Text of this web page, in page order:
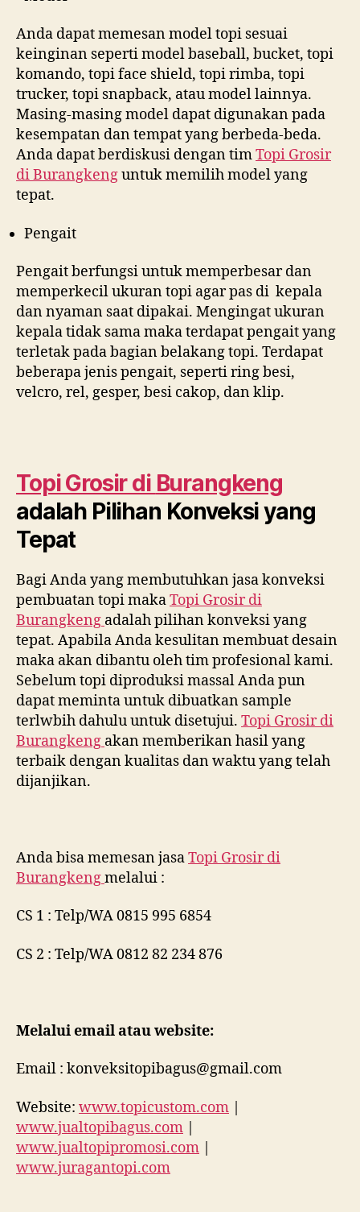
Anda dapat memesan model topi sesuai
keinginan seperti model baseball, bucket, topi
komando, topi face shield, topi rimba, topi
trucker, topi snapback, atau model lainnya.
Masing-masing model dapat digunakan pada
kesempatan dan tempat yang berbeda-beda.
Anda dapat berdiskusi dengan timTopi Grosir
diBurangkenguntuk memilih model yang
tepat.
Pengait
Pengait berfungsi untuk memperbesar dan
memperkecil ukuran topi agar pas di kepala
dan nyaman saat dipakai. Mengingat ukuran
kepala tidak sama maka terdapat pengait yang
terletak pada bagian belakang topi. Terdapat
beberapa jenis pengait, seperti ring besi,
velcro, rel, gesper, besi cakop, dan klip.
Topi Grosir di Burangkeng
adalah Pilihan Konveksi yang
Tepat
Bagi Anda yang membutuhkan jasa konveksi
pembuatan topi makaTopi Grosir di
Burangkeng adalah pilihan konveksi yang
tepat. Apabila Anda kesulitan membuat desain
maka akan dibantu oleh tim profesional kami.
Sebelum topi diproduksi massal Anda pun
dapat meminta untuk dibuatkan sample
terlwbih dahulu untuk disetujui. Topi Grosir di
Burangkeng akan memberikan hasil yang
terbaik dengan kualitas dan waktu yang telah
dijanjikan.
Anda bisa memesan jasaTopi Grosir di
Burangkengmelalui :
CS 1 : Telp/WA 0815 995 6854
CS 2 : Telp/WA 0812 82 234 876
Melalui email atau website:
Email : konveksitopibagus@gmail.com
Website: www.topicustom.com |
www.jualtopibagus.com |
www.jualtopipromosi.com |
www.juragantopi.com